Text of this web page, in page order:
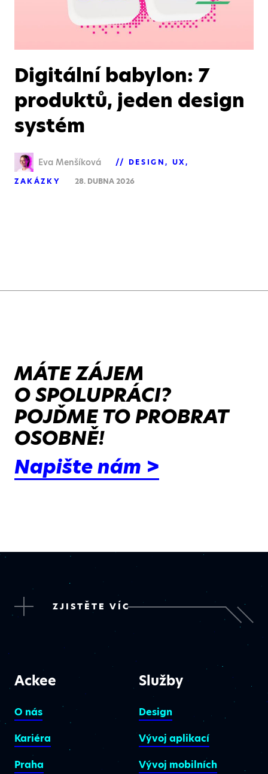
Digitální babylon: 7
produktů, jeden design
systém
Eva Menšíková DESIGN
UX
ZAKÁZKY
28. DUBNA 2026
MÁTE ZÁJEM
O SPOLUPRÁCI?
POJĎME TO PROBRAT
OSOBNĚ!
Napište nám >
ZJISTĚTE VÍC
Ackee
O nás
Kariéra
Praha
Služby
Design
Vývoj aplikací
Vývoj mobilních